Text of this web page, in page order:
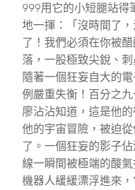
999用它的小短腿站得
地一揮：「沒時間了
了！我們必須在你被
落，一股極致尖銳、
隨著一個狂妄自大的
例嚴重失衡！百分之九
廖沾沾知道，這是他
他的宇宙冒險，被迫
了。一個狂妄的影子
線一瞬間被極端的酸
機器人緩緩漂浮進來